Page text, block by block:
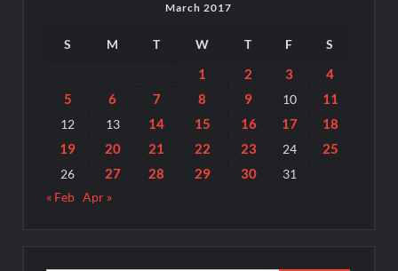
March 2017
S M T W T F S
1 2 3
4
5
6 7 8 9 10 11
12 13 14 15 16 17
18
19
20 21 22 23 24 25
26 27 28 29 30
31
« Feb Apr »